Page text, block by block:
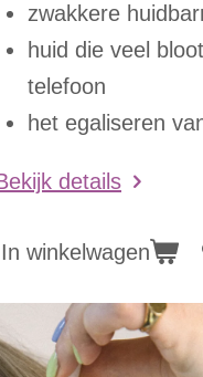
zwakkere
huid die veel
telefoon
het egaliseren
details
In winkelwagen